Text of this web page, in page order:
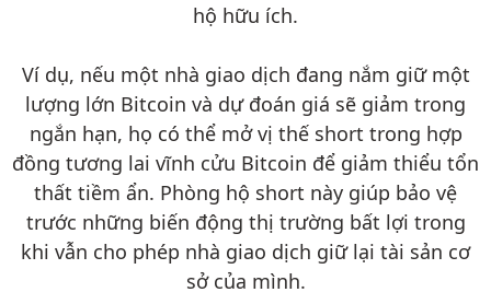
hộ hữu ích.
Ví dụ, nếu một nhà giao dịch đang nắm giữ một
lượng lớn Bitcoin và dự đoán giá sẽ giảm trong
ngắn hạn, họ có thể mở vị thế short trong hợp
đồng tương lai vĩnh cửu Bitcoin để giảm thiểu tổn
thất tiềm ẩn. Phòng hộ short này giúp bảo vệ
trước những biến động thị trường bất lợi trong
khi vẫn cho phép nhà giao dịch giữ lại tài sản cơ
sở của mình.